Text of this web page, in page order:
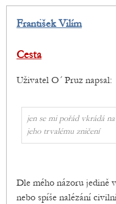
František Vilím
Cesta
Uživatel O´ Pruz napsal:
jen se mi pořád vkrádá
jeho trvalému zničení
Dle mého názoru jedině
nebo spíše nalézání